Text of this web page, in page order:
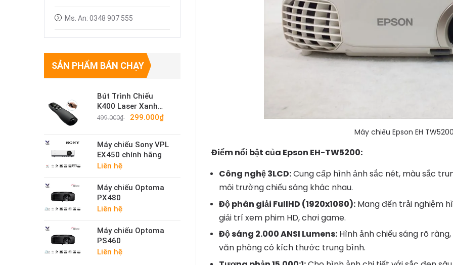
Ms. An: 0348 907 555
SẢN PHẨM BÁN CHẠY
Bút Trình Chiếu
K400 Laser Xanh
Cao Cấp – Bút Trình
499.000₫ 299.000₫
Máy chiếu Sony VPL
EX450 chính hãng
Liên hệ
Máy chiếu Optoma
PX480
Liên hệ
Máy chiếu Optoma
PS460
Liên hệ
Máy chiếu Epson EH
Điểm nổi bật của Epson EH-TW5200:
Công nghệ 3LCD:Cung cấp hình ảnh sắc nét, màu sắc
môi trường chiếu sáng khác nhau.
Độ phân giải FullHD (1920x1080): Mang đến trải nghiệm
giải trí xem phim HD, chơi game.
Độ sáng 2.000 ANSI Lumens: Hình ảnh chiếu sáng rõ
văn phòng có kích thước trung bình.